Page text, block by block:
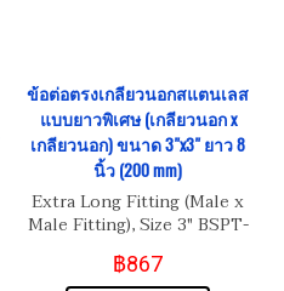
ข้อต่อตรงเกลียวนอกสแตนเลส
แบบยาวพิเศษ (เกลียวนอก x
เกลียวนอก) ขนาด 3"x3" ยาว 8
นิ้ว (200 mm)
Extra Long Fitting (Male x
Male Fitting), Size 3" BSPT-
฿867